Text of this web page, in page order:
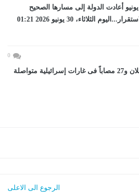
برلماني: ثورة 30 يونيو أعادت الدولة إلى مسارها الصحيح
ورسخت دعائم الاستقرار...اليوم الثلاثاء، 30 يونيو 2026 01:21
0
4 شهداء بينهم طفلان و27 مصاباً فى غارات إسرائيلية متواصلة
الرجوع الى الاعلى